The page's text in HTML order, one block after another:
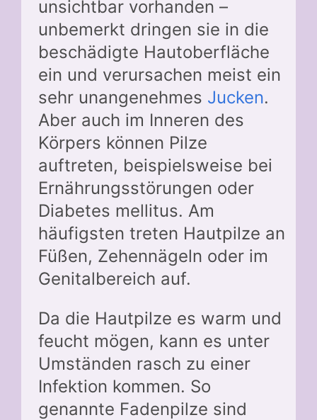
unsichtbar vorhanden –
unbemerkt dringen sie in die
beschädigte Hautoberfläche
ein und verursachen meist ein
sehr unangenehmes Jucken.
Aber auch im Inneren des
Körpers können Pilze
auftreten, beispielsweise bei
Ernährungsstörungen oder
Diabetes mellitus. Am
häufigsten treten Hautpilze an
Füßen, Zehennägeln oder im
Genitalbereich auf.
Da die Hautpilze es warm und
feucht mögen, kann es unter
Umständen rasch zu einer
Infektion kommen. So
genannte Fadenpilze sind